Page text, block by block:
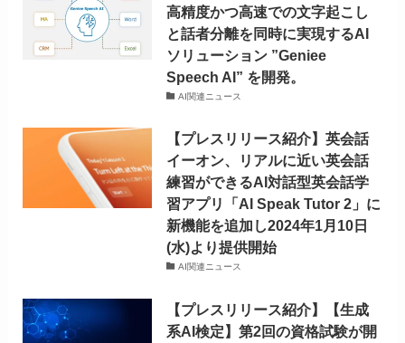
高精度かつ高速での文字起こし
と話者分離を同時に実現するAI
ソリューション ”Geniee
Speech AI” を開発。
AI関連ニュース
【プレスリリース紹介】英会話
イーオン、リアルに近い英会話
練習ができるAI対話型英会話学
習アプリ「AI Speak Tutor 2」に
新機能を追加し2024年1月10日
(水)より提供開始
AI関連ニュース
【プレスリリース紹介】【生成
系AI検定】第2回の資格試験が開